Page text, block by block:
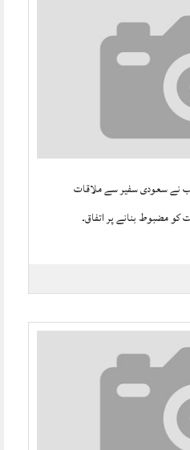
نے سعودی سفیر سے ملاقات
کو مضبوط بنانے پر اتفاق۔